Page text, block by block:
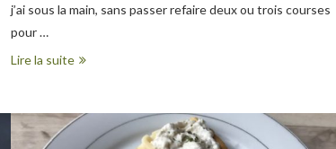
j’ai sous la main, sans passer refaire deux ou trois courses
pour …
Lire la suite